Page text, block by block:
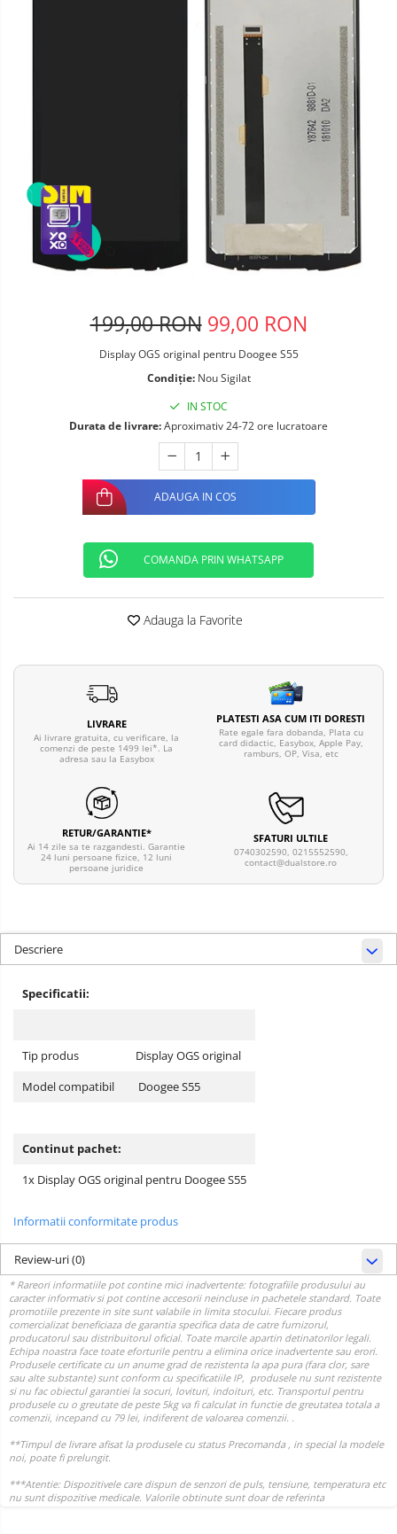
Telefoane mobile Samsung
Telefoane mobile iSEN
Telefoane mobile F150
Telefoane mobile HUAWEI
Telefoane mobile AGM
Telefoane mobile Realme
Telefoane mobile ZTE Nubia
Telefoane mobile ALTE BRANDURI
199,00 RON 99,00 RON
Display OGS original pentru Doogee S55
Condiție: Nou Sigilat
IN STOC
Durata de livrare:Aproximativ 24-72 ore lucratoare
ADAUGA IN COS
COMANDA PRIN WHATSAPP
Adauga la Favorite
LIVRARE
Ai livrare gratuita, cu verificare, la
comenzi de peste 1499 lei*. La
adresa sau la Easybox
PLATESTI ASA CUM ITI DORESTI
Rate egale fara dobanda, Plata cu
card didactic, Easybox, Apple Pay,
ramburs, OP, Visa, etc
RETUR/GARANTIE*
Ai 14 zile sa te razgandesti. Garantie
24 luni persoane fizice, 12 luni
persoane juridice
SFATURI ULTILE
0740302590, 0215552590,
contact@dualstore.ro
Descriere
Specificatii:
Tip produs
Display OGS original
Model compatibil
Doogee S55
Continut pachet:
1x Display OGS original pentru Doogee S55
Informatii conformitate produs
Review-uri(0)